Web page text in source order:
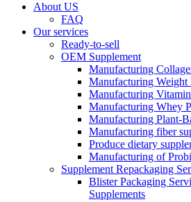
About US
FAQ
Our services
Ready-to-sell
OEM Supplement
Manufacturing
Manufacturing Weight
Manufacturing
Manufacturing Whey
Manufacturing Plant-
Manufacturing fiber
Produce dietary
Manufacturing of
Supplement Repackaging
Blister Packaging
Supplements​